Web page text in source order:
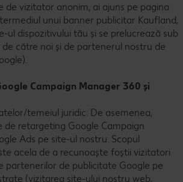
de vizitator anonim, ai ajuns pe pagina
unui banner publicitar Kaufland,
ul dispozitivului tău și se prelucrează sub
către noi și de partenerul nostru de
Campaign Manager 360 și
temeiul juridic: De asemenea,
de retargeting Google Campaign
Ads pe site-ul nostru. Scopul
acela de a recunoaște foștii vizitatori
partenerilor de publicitate Google pe
(vizitarea site-ului nostru web,